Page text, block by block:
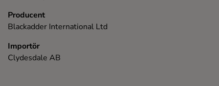
Producent
Blackadder International Ltd
Importör
Clydesdale AB